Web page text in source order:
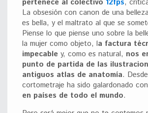
pertenece al colectivo 12fps,
La obsesión con canon de una
es bella, y el maltrato al que se
Piense lo que piense uno sobre la
la mujer como objeto, la factura
impecable y, como es natural, nos
punto de partida de las
antiguos atlas de anatomía.
cortometraje ha sido galardonado con
en países de todo el mundo.